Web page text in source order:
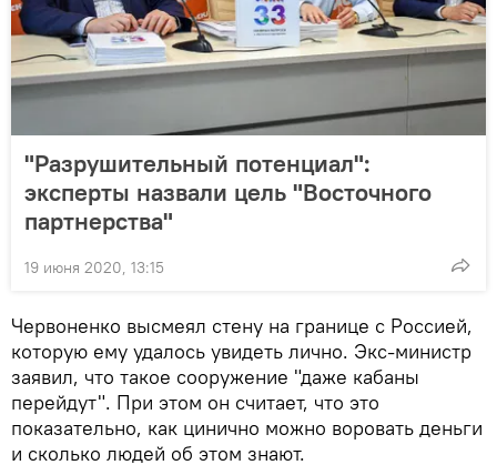
"Разрушительный потенциал":
эксперты назвали цель "Восточного
партнерства"
19 июня 2020, 13:15
Червоненко высмеял стену на границе с Россией,
которую ему удалось увидеть лично. Экс-министр
заявил, что такое сооружение "даже кабаны
перейдут". При этом он считает, что это
показательно, как цинично можно воровать деньги
и сколько людей об этом знают.